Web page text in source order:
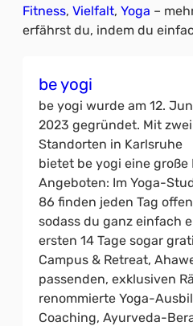
Fitness, Vielfalt, Yoga –
erfährst du, indem du
be yogi
be yogi wurde am 12.
2023 gegründet. Mit zwei
Standorten in Karlsruhe
bietet be yogi eine große
Angeboten: Im Yoga-
86 finden jeden Tag
sodass du ganz einfach
ersten 14 Tage sogar
Campus & Retreat,
passenden, exklusiven
renommierte Yoga-
Coaching, Ayurveda-